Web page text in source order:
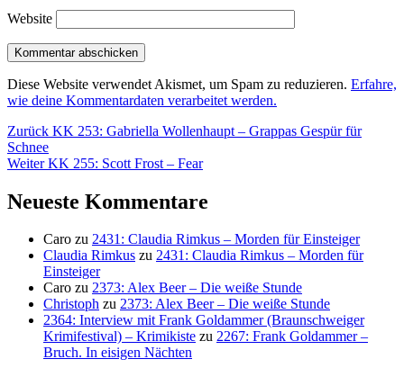
Website
Diese Website verwendet Akismet, um Spam zu reduzieren. Erfahre,
wie deine Kommentardaten verarbeitet werden.
Beitragsnavigation
Zurück Vorheriger
KK 253: Gabriella Wollenhaupt – Grappas Gespür für
Schnee
Weiter Nächster
KK 255: Scott Frost – Fear
Neueste Kommentare
Caro zu 2431: Claudia Rimkus – Morden für Einsteiger
Claudia Rimkus zu 2431: Claudia Rimkus – Morden für
Einsteiger
Caro zu 2373: Alex Beer – Die weiße Stunde
Christoph zu 2373: Alex Beer – Die weiße Stunde
2364: Interview mit Frank Goldammer (Braunschweiger
Krimifestival) – Krimikiste zu 2267: Frank Goldammer –
Bruch. In eisigen Nächten